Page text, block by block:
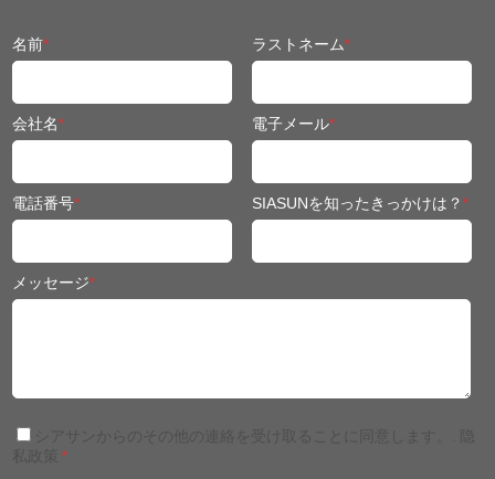
名前* ラストネーム*
会社名* 電子メール*
電話番号* SIASUNを知ったきっかけは？*
メッセージ*
*